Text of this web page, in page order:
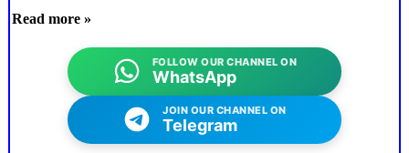
Read more »
FOLLOW OUR CHANNEL ON
WhatsApp
JOIN OUR CHANNEL ON
Telegram